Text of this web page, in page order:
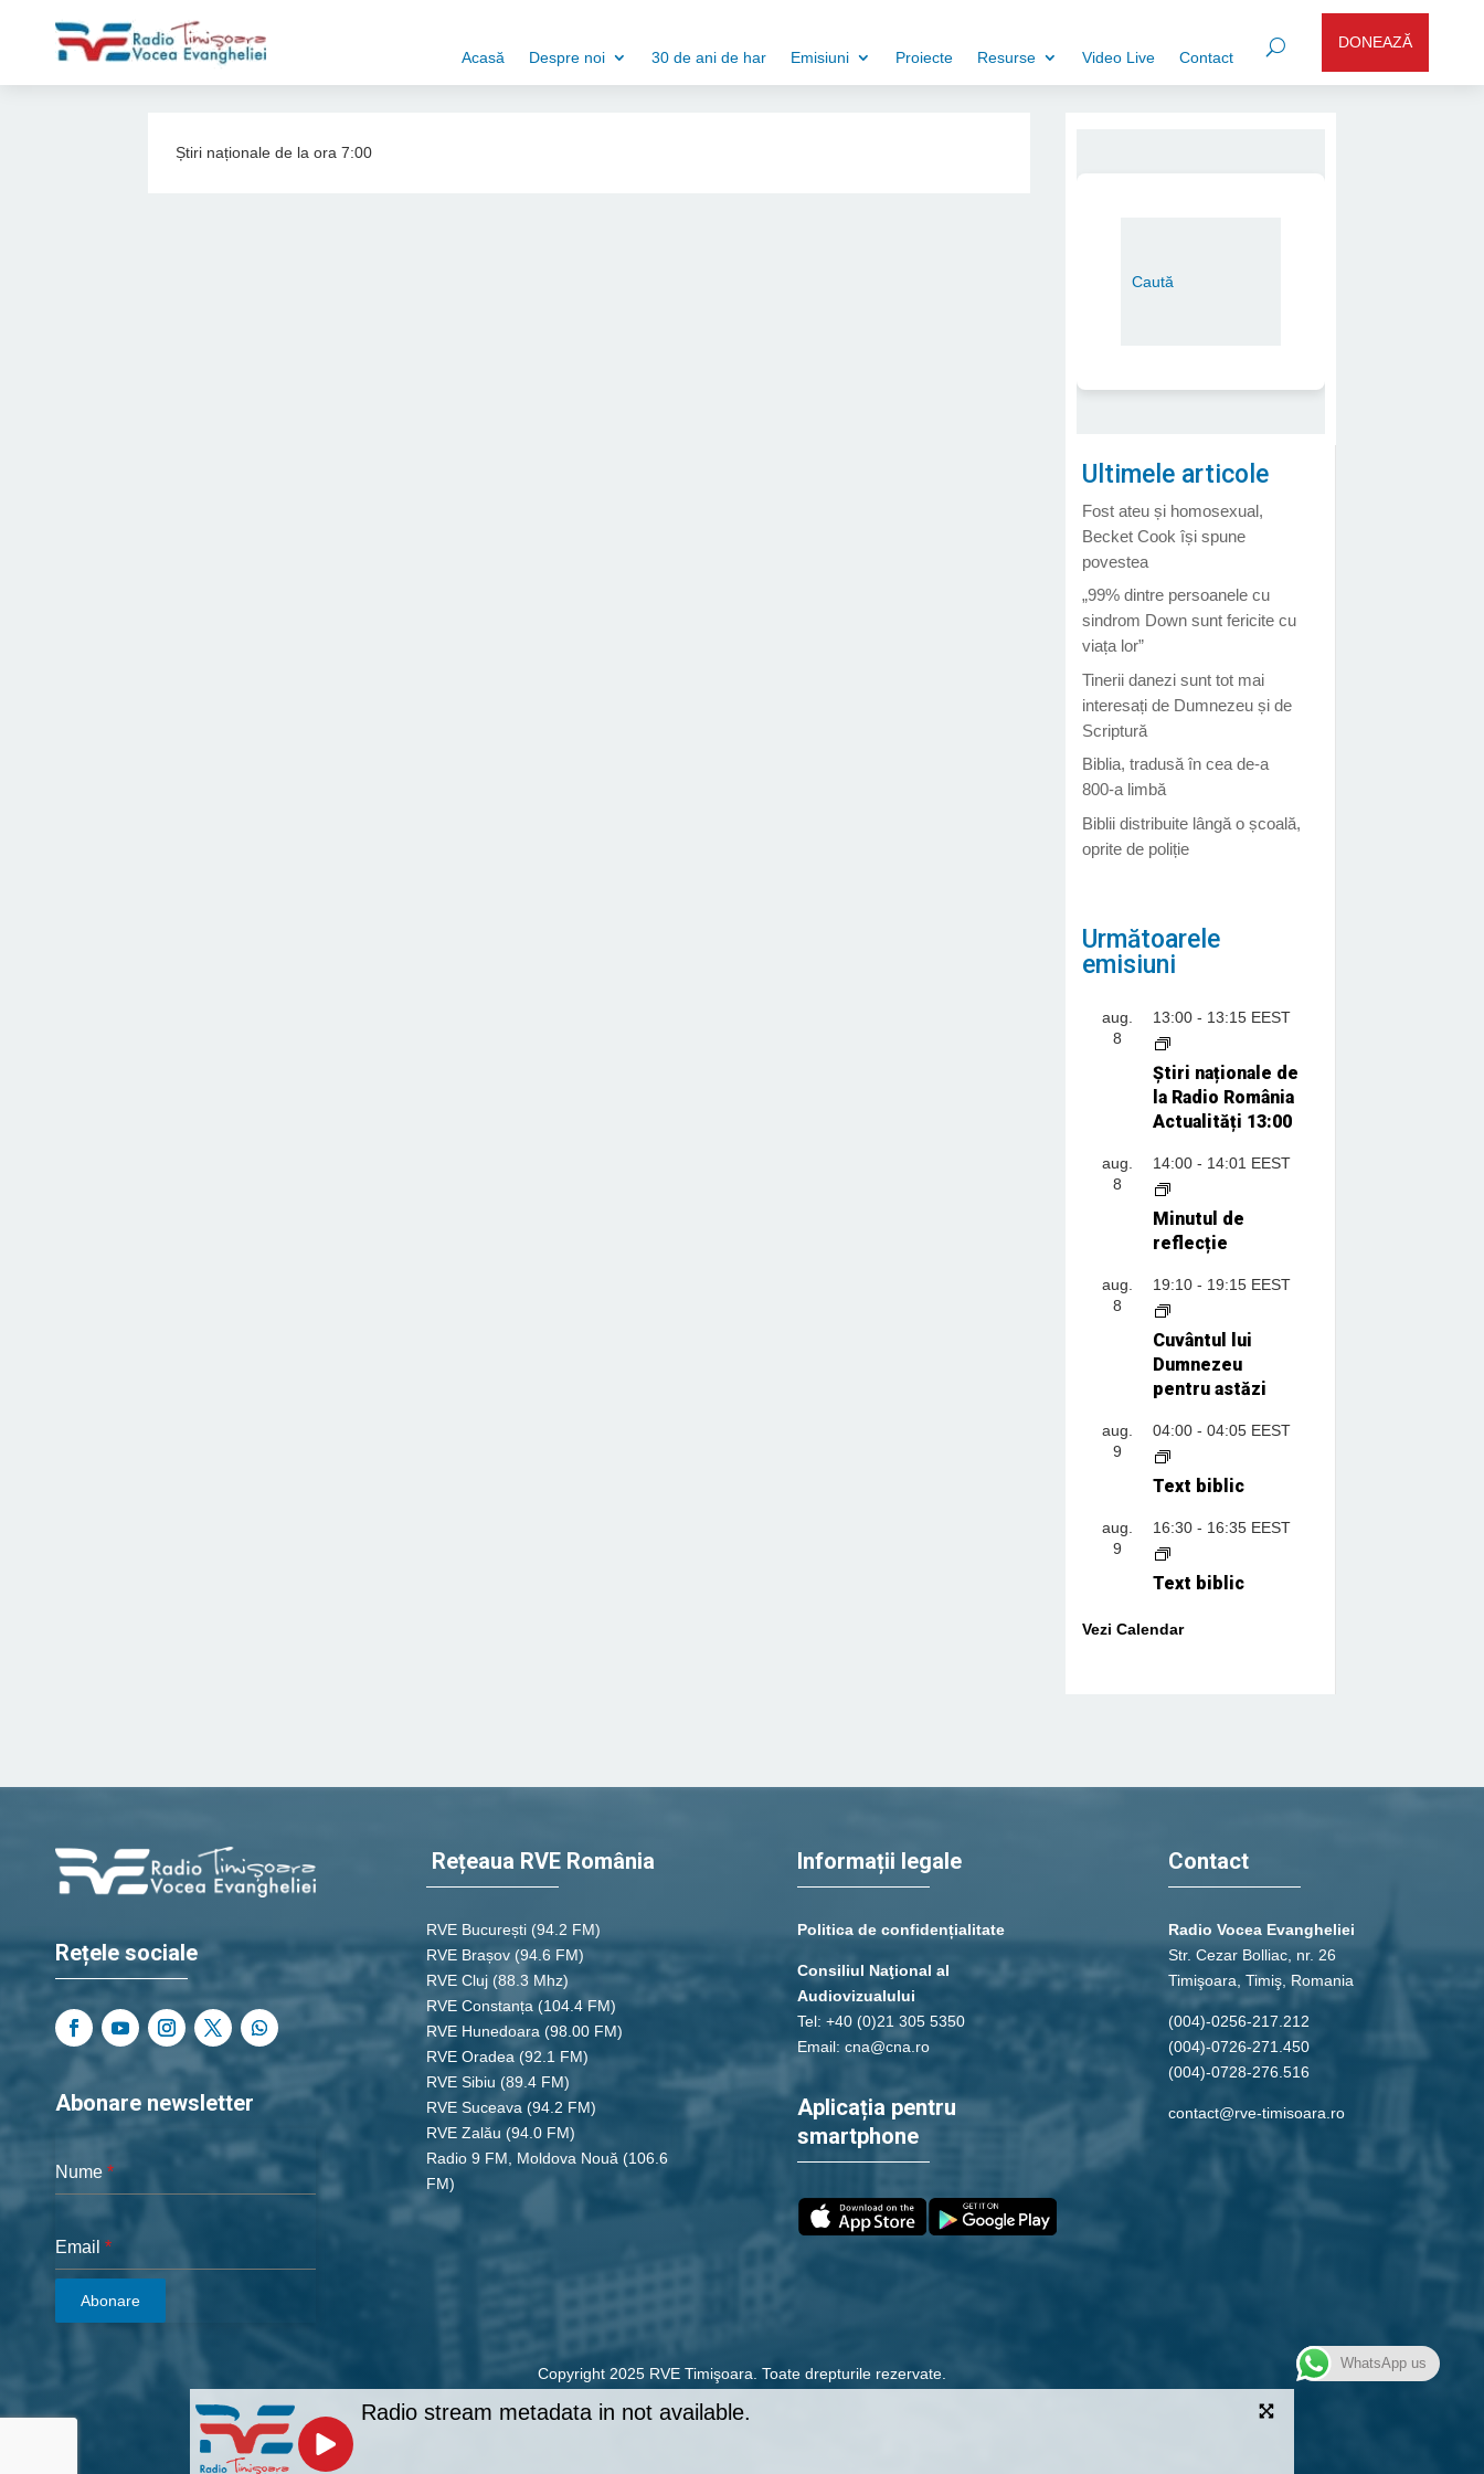
Acasă Despre noi 30 de ani de har Emisiuni Proiecte Resurse Video Live Contact
DONEAZĂ
Știri naționale de la ora 7:00
Ultimele articole
Fost ateu și homosexual,
Becket Cook își spune
povestea
„99% dintre persoanele cu
sindrom Down sunt fericite cu
viața lor”
Tinerii danezi sunt tot mai
interesați de Dumnezeu și de
Scriptură
Biblia, tradusă în cea de-a
800-a limbă
Biblii distribuite lângă o școală,
oprite de poliție
Următoarele
emisiuni
aug.
8
13:00- 13:15 EEST
Știri naționale de
la Radio România
Actualități 13:00
aug.
8
14:00- 14:01 EEST
Minutul de
reflecție
aug.
8
19:10- 19:15 EEST
Cuvântul lui
Dumnezeu
pentru astăzi
aug.
9
04:00- 04:05 EEST
Text biblic
aug.
9
16:30- 16:35 EEST
Text biblic
Vezi Calendar
Rețele sociale
Abonare newsletter
Nume *
Email *
Abonare
Rețeaua RVE România
RVE București (94.2 FM)
RVE Brașov (94.6 FM)
RVE Cluj (88.3 Mhz)
RVE Constanța (104.4 FM)
RVE Hunedoara (98.00 FM)
RVE Oradea (92.1 FM)
RVE Sibiu (89.4 FM)
RVE Suceava (94.2 FM)
RVE Zalău (94.0 FM)
Radio 9 FM, Moldova Nouă (106.6
FM)
Informații legale
Politica de confidențialitate
Consiliul Naţional al
Audiovizualului
Tel: +40 (0)21 305 5350
Email: cna@cna.ro
Aplicația pentru
smartphone
Contact
Radio Vocea Evangheliei
Str. Cezar Bolliac, nr. 26
Timişoara, Timiş, Romania
(004)-0256-217.212
(004)-0726-271.450
(004)-0728-276.516
contact@rve-timisoara.ro
Copyright 2025 RVE Timişoara. Toate drepturile rezervate.
Radio stream metadata in not available.
WhatsApp us